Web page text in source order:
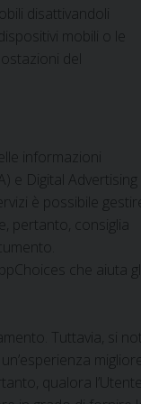
disattivandoli
mobili o le
del
informazioni
e Digital Advertising
è possibile gestire
pertanto, consiglia
che aiuta gli
Tuttavia, si noti
migliore
qualora l’Utente